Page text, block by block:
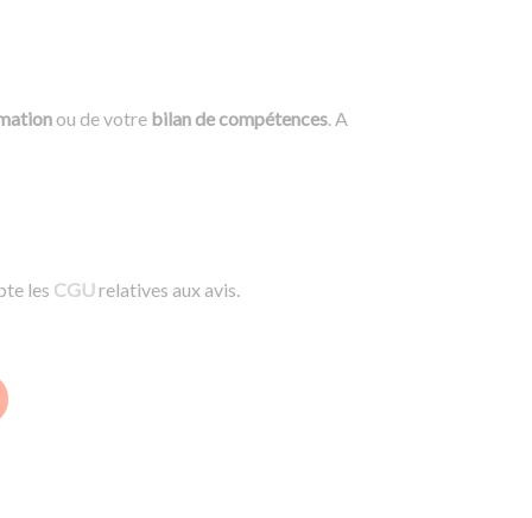
ou de votre bilan de compétences. A
les CGUrelatives aux avis.